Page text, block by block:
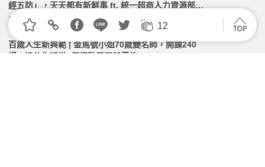
12
經五防」，天天都有新鮮事 ft. 統一超商人力資源部經
理 林宸碩 | 高年級不打烊 x 用 AI 點亮第二人生 EP279
2026.07.01 | 104小編 | 2141觀看數
百歲人生新典範 | 金馬號小姐70歲變名師，開課240
場：退休生活從4個行動展開新價值